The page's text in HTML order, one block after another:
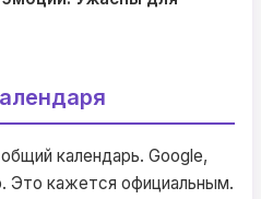
календарь. Google,
Это кажется официальным.